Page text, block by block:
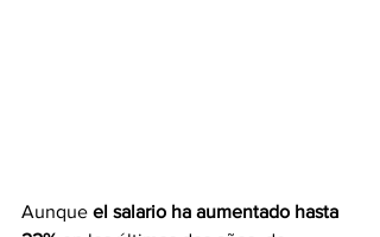
Aunque el salario ha aumentado hasta